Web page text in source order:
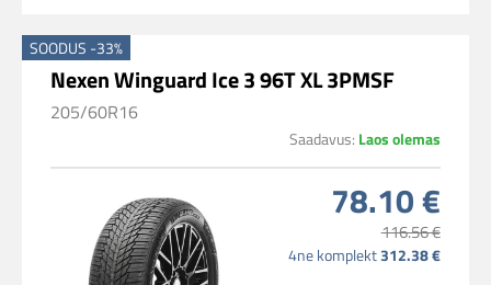
SOODUS -33%
Nexen Winguard Ice 3 96T XL 3PMSF
205/60R16
Saadavus: Laos olemas
78.10 €
116.56 €
4ne komplekt312.38 €